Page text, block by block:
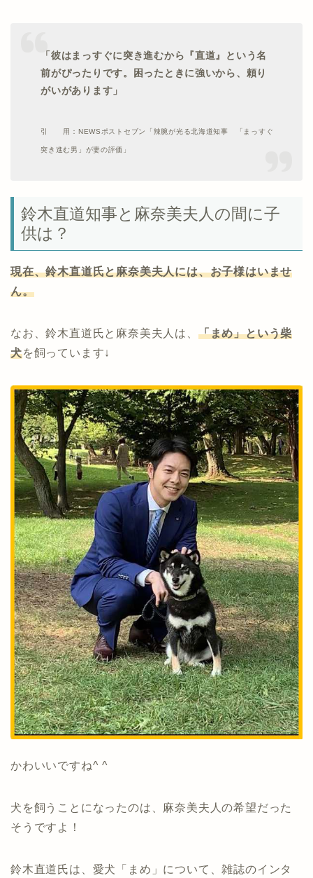
「彼はまっすぐに突き進むから『直道』という名
前がぴったりです。
困ったときに強いから、頼り
がいがあります」
引 用：NEWSポストセブン「辣腕が光る北海道知事 「まっすぐ
突き進む男」が妻の評価」
鈴木直道知事と麻奈美夫人の間に子
供は？
現在、鈴木直道氏と麻奈美夫人には、お子様はいませ
ん。
なお、鈴木直道氏と麻奈美夫人は、 「まめ」という柴
犬を飼っています↓
かわいいですね^ ^
犬を飼うことになったのは、麻奈美夫人の希望だった
そうですよ！
鈴木直道氏は、愛犬「まめ」について、雑誌のインタ